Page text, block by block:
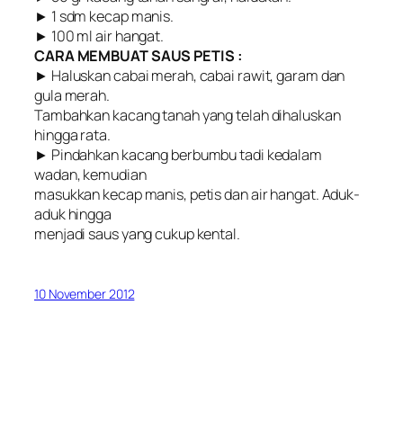
► 1 sdm kecap manis.
► 100 ml air hangat.
CARA MEMBUAT SAUS PETIS :
► Haluskan cabai merah, cabai rawit, garam dan
gula merah.
Tambahkan kacang tanah yang telah dihaluskan
hingga rata.
► Pindahkan kacang berbumbu tadi kedalam
wadan, kemudian
masukkan kecap manis, petis dan air hangat. Aduk-
aduk hingga
menjadi saus yang cukup kental.
10 November 2012